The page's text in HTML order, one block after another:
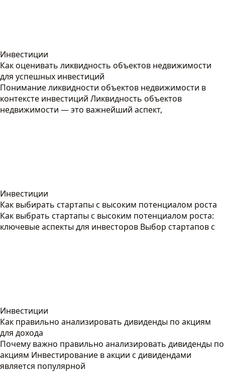
Инвестиции
Как оценивать ликвидность объектов недвижимости
для успешных инвестиций
Понимание ликвидности объектов недвижимости в
контексте инвестиций Ликвидность объектов
недвижимости — это важнейший аспект,
Инвестиции
Как выбирать стартапы с высоким потенциалом роста
Как выбрать стартапы с высоким потенциалом роста:
ключевые аспекты для инвесторов Выбор стартапов с
Инвестиции
Как правильно анализировать дивиденды по акциям
для дохода
Почему важно правильно анализировать дивиденды по
акциям Инвестирование в акции с дивидендами
является популярной